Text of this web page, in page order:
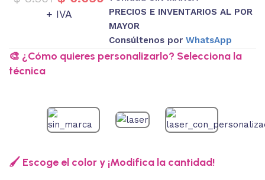
+ IVA
PRECIOS E INVENTARIOS AL POR
MAYOR
Consúltenos porWhatsApp
🎨 ¿Cómo quieres personalizarlo? Selecciona la
técnica
🖌️ Escoge el color y ¡Modifica la cantidad!